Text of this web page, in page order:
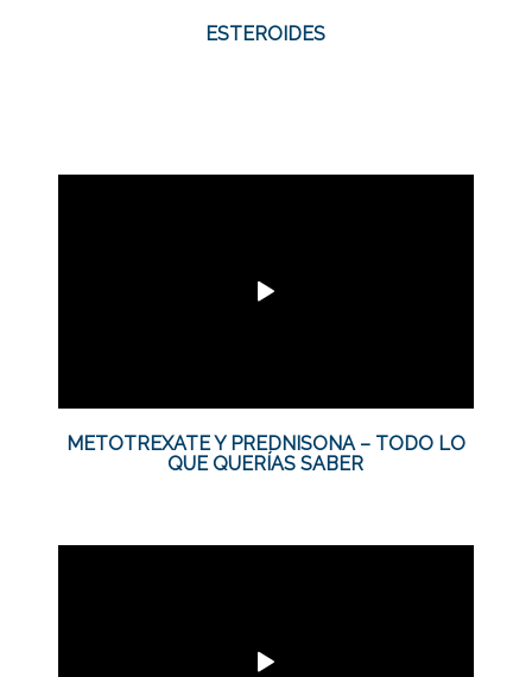
ESTEROIDES
METOTREXATE Y PREDNISONA – TODO LO
QUE QUERÍAS SABER